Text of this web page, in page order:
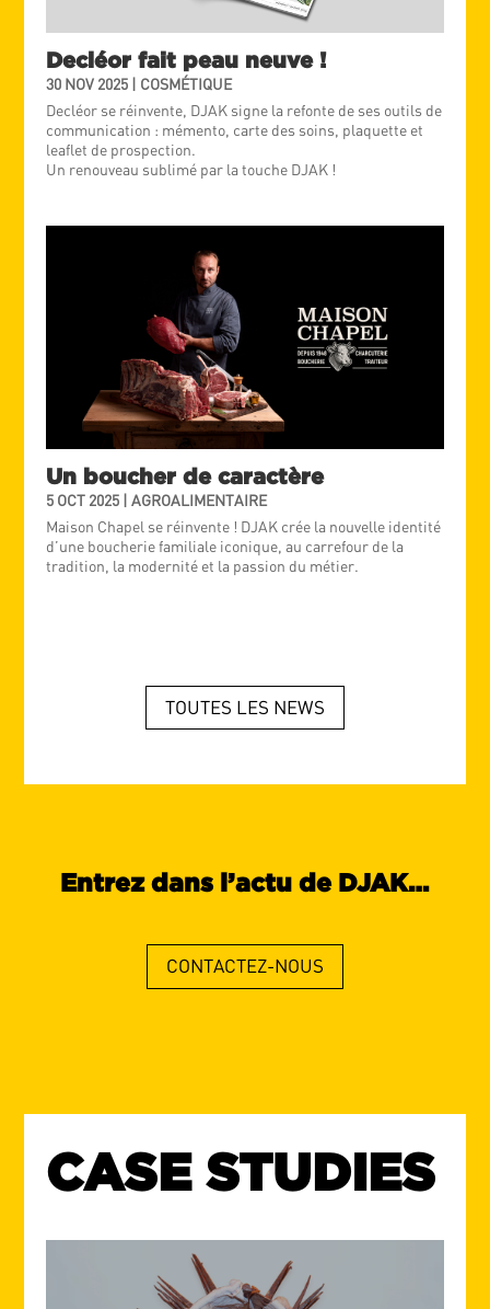
Decléor fait peau neuve !
30 NOV 2025 | COSMÉTIQUE
Decléor se réinvente, DJAK signe la refonte de ses outils de
communication : mémento, carte des soins, plaquette et
leaflet de prospection.
Un renouveau sublimé par la touche DJAK !
Un boucher de caractère
5 OCT 2025 |AGROALIMENTAIRE
Maison Chapel se réinvente ! DJAK crée la nouvelle identité
d’une boucherie familiale iconique, au carrefour de la
tradition, la modernité et la passion du métier.
TOUTES LES NEWS
Entrez dans l’actu de DJAK…
CONTACTEZ-NOUS
CASE STUDIES